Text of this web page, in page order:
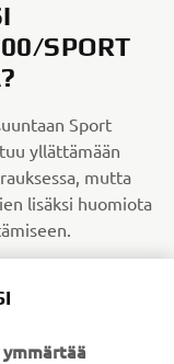
SPORT
Sport
yllättämään
mutta
lisäksi huomiota